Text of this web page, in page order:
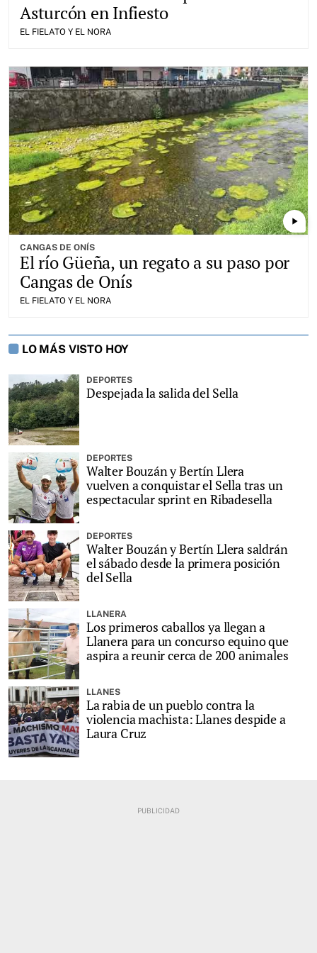
Asturcón en Infiesto
EL FIELATO Y EL NORA
play_arrow
CANGAS DE ONÍS
El río Güeña, un regato a su paso por
Cangas de Onís
EL FIELATO Y EL NORA
LO MÁS VISTO HOY
DEPORTES
Despejada la salida del Sella
DEPORTES
Walter Bouzán y Bertín Llera
vuelven a conquistar el Sella tras un
espectacular sprint en Ribadesella
DEPORTES
Walter Bouzán y Bertín Llera saldrán
el sábado desde la primera posición
del Sella
LLANERA
Los primeros caballos ya llegan a
Llanera para un concurso equino que
aspira a reunir cerca de 200 animales
LLANES
La rabia de un pueblo contra la
violencia machista: Llanes despide a
Laura Cruz